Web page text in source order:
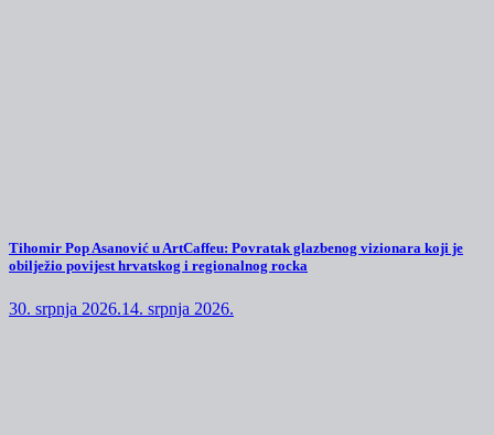
Tihomir Pop Asanović u ArtCaffeu: Povratak glazbenog vizionara koji je
obilježio povijest hrvatskog i regionalnog rocka
30. srpnja 2026.14. srpnja 2026.